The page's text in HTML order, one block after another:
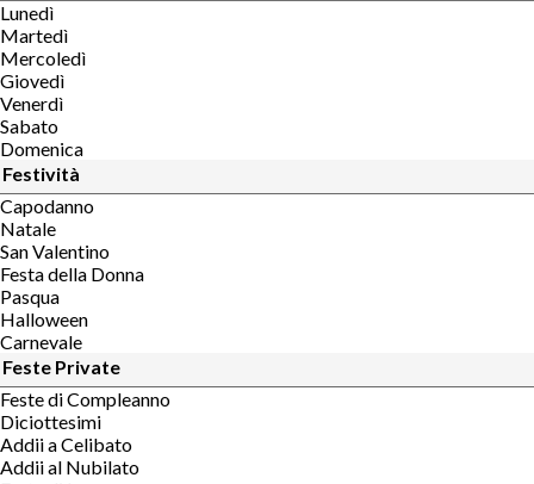
Lunedì
Martedì
Mercoledì
Giovedì
Venerdì
Sabato
Domenica
Festività
Capodanno
Natale
San Valentino
Festa della Donna
Pasqua
Halloween
Carnevale
Feste Private
Feste di Compleanno
Diciottesimi
Addii a Celibato
Addii al Nubilato